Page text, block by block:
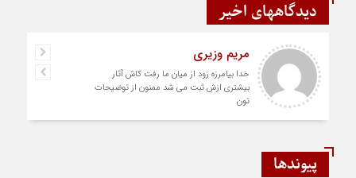
دیدگاههای اخیر
مریم وزیری
خدا بیامرزه زود از میان ما رفت کاش آثار
بیشتری ازش ثبت می شد ممنون از توضیحات
تون
پیوندها